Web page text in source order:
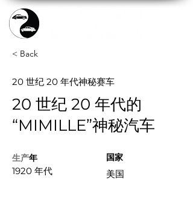
< Back
20 世纪 20 年代神秘赛车
20 世纪 20 年代的
“MIMILLE”神秘汽车
生产年
1920 年代
国家
美国